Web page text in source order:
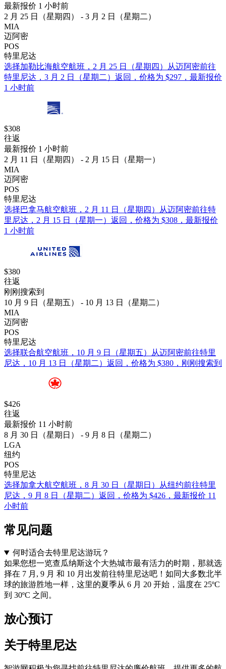
最新报价 1 小时前
2 月 25 日（星期四） - 3 月 2 日（星期二）
MIA
迈阿密
POS
特里尼达
选择加勒比海航空航班，2 月 25 日（星期四）从迈阿密前往
特里尼达，3 月 2 日（星期二）返回，价格为 $297，最新报价
1 小时前
$308
往返
最新报价 1 小时前
2 月 11 日（星期四） - 2 月 15 日（星期一）
MIA
迈阿密
POS
特里尼达
选择巴拿马航空航班，2 月 11 日（星期四）从迈阿密前往特
里尼达，2 月 15 日（星期一）返回，价格为 $308，最新报价
1 小时前
$380
往返
刚刚搜索到
10 月 9 日（星期五） - 10 月 13 日（星期二）
MIA
迈阿密
POS
特里尼达
选择联合航空航班，10 月 9 日（星期五）从迈阿密前往特里
尼达，10 月 13 日（星期二）返回，价格为 $380，刚刚搜索到
$426
往返
最新报价 11 小时前
8 月 30 日（星期日） - 9 月 8 日（星期二）
LGA
纽约
POS
特里尼达
选择加拿大航空航班，8 月 30 日（星期日）从纽约前往特里
尼达，9 月 8 日（星期二）返回，价格为 $426，最新报价 11
小时前
常见问题
何时适合去特里尼达游玩？
如果您想一览查瓜纳斯这个大热城市最有活力的时期，那就选
择在 7 月, 9 月 和 10 月出发前往特里尼达吧！如同大多数北半
球的旅游胜地一样，这里的夏季从 6 月 20 开始，温度在 25ºC
到 30ºC 之间。
放心预订
关于特里尼达